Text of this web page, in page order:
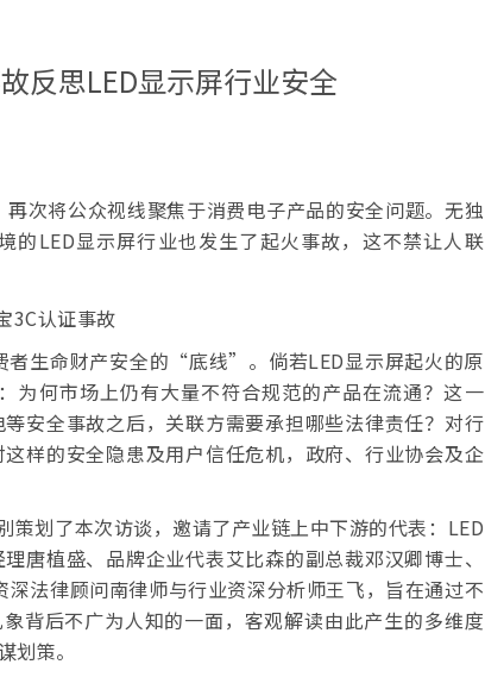
反思LED显示屏行业安全
次将公众视线聚焦于消费电子产品的安全问题。无独
的LED显示屏行业也发生了起火事故，这不禁让人联
者生命财产安全的“底线”。倘若LED显示屏起火的原
为何市场上仍有大量不符合规范的产品在流通？这一
安全事故之后，关联方需要承担哪些法律责任？对行
样的安全隐患及用户信任危机，政府、行业协会及企
划了本次访谈，邀请了产业链上中下游的代表：LED
唐植盛、品牌企业代表艾比森的副总裁邓汉卿博士、
法律顾问南律师与行业资深分析师王飞，旨在通过不
背后不广为人知的一面，客观解读由此产生的多维度
划策。